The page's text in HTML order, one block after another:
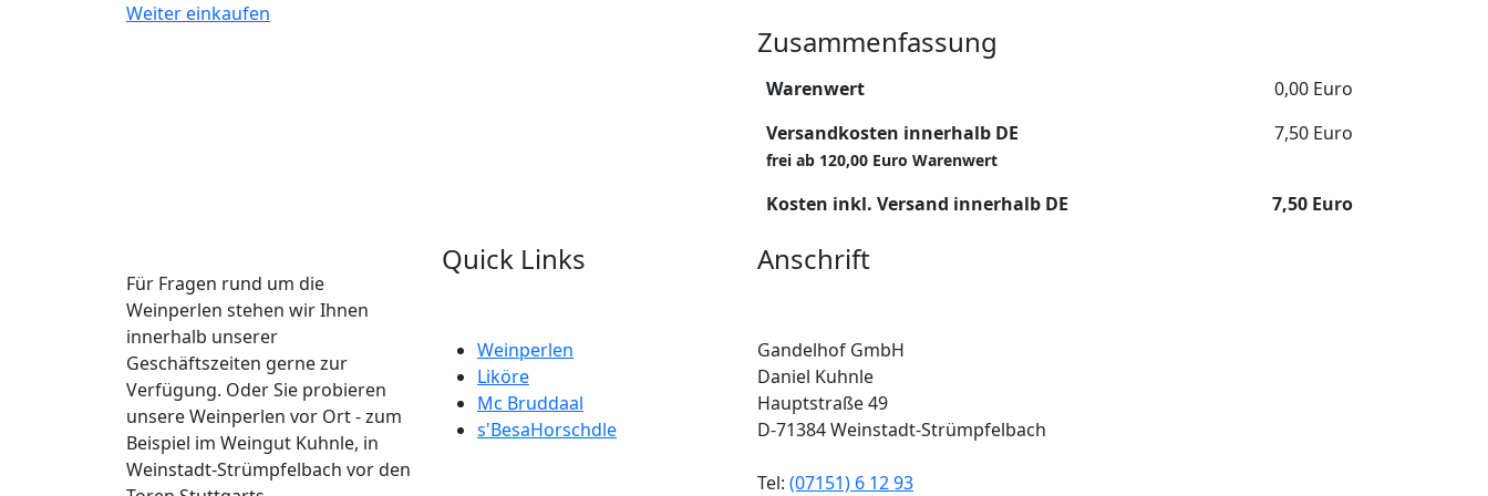
Weiter einkaufen
Zusammenfassung
Warenwert
0,00 Euro
Versandkosten innerhalb DE
frei ab 120,00 Euro Warenwert
7,50 Euro
Kosten inkl. Versand innerhalb DE 7,50 Euro
Für Fragen rund um die
Weinperlen stehen wir Ihnen
innerhalb unserer
Geschäftszeiten gerne zur
Verfügung. Oder Sie probieren
unsere Weinperlen vor Ort - zum
Beispiel im Weingut Kuhnle, in
Weinstadt-Strümpfelbach vor den
Quick Links
Weinperlen
Liköre
Mc Bruddaal
s'BesaHorschdle
Anschrift
Gandelhof GmbH
Daniel Kuhnle
Hauptstraße 49
D-71384 Weinstadt-Strümpfelbach
Tel: (07151) 6 12 93